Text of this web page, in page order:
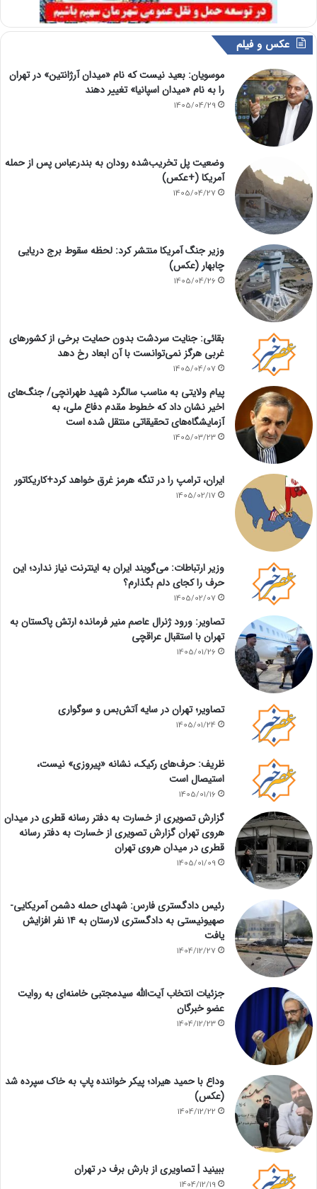
عکس و فیلم
موسویان: بعید نیست که نام «میدان آرژانتین» در تهران
را به نام «میدان اسپانیا» تغییر دهند
1405/04/29
وضعیت پل تخریب‌شده رودان به بندرعباس پس از حمله
آمریکا (+عکس)
1405/04/27
وزیر جنگ آمریکا منتشر کرد: لحظه سقوط برج دریایی
چابهار (عکس)
1405/04/26
بقائی: جنایت سردشت بدون حمایت برخی از کشورهای
غربی هرگز نمی‌توانست با آن ابعاد رخ دهد
1405/04/07
پیام ولایتی به مناسب سالگرد شهید طهرانچی/ جنگ‌های
اخیر نشان داد که خطوط مقدم دفاع ملی، به
آزمایشگاه‌های تحقیقاتی منتقل شده است
1405/03/23
ایران، ترامپ را در تنگه هرمز غرق خواهد کرد+کاریکاتور
1405/02/17
وزیر ارتباطات: می‌گویند ایران به اینترنت نیاز ندارد؛ این
حرف را کجای دلم بگذارم؟
1405/02/07
تصاویر: ورود ژنرال عاصم منیر فرمانده ارتش پاکستان به
تهران با استقبال عراقچی
1405/01/26
تصاویر؛ تهران در سایه آتش‌بس و سوگواری
1405/01/24
ظریف: حرف‌های رکیک، نشانه «پیروزی» نیست،
استیصال است
1405/01/16
گزارش تصویری از خسارت به دفتر رسانه قطری در میدان
هروی تهران گزارش تصویری از خسارت به دفتر رسانه
قطری در میدان هروی تهران
1405/01/09
رئیس دادگستری فارس: شهدای حمله دشمن آمریکایی-
صهیونیستی به دادگستری لارستان به ۱۴ نفر افزایش
یافت
1404/12/27
جزئیات انتخاب آیت‌الله سیدمجتبی خامنه‌ای به روایت
عضو خبرگان
1404/12/23
وداع با حمید هیراد؛ پیکر خواننده پاپ به خاک سپرده شد
(عکس)
1404/12/22
ببینید | تصاویری از بارش برف در تهران
1404/12/19